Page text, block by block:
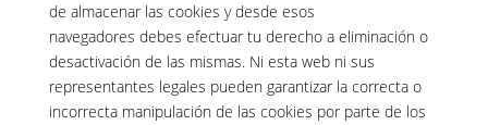
de almacenar las cookies y desde esos
navegadores debes efectuar tu derecho a eliminación o
desactivación de las mismas. Ni esta web ni sus
representantes legales pueden garantizar la correcta o
incorrecta manipulación de las cookies por parte de los